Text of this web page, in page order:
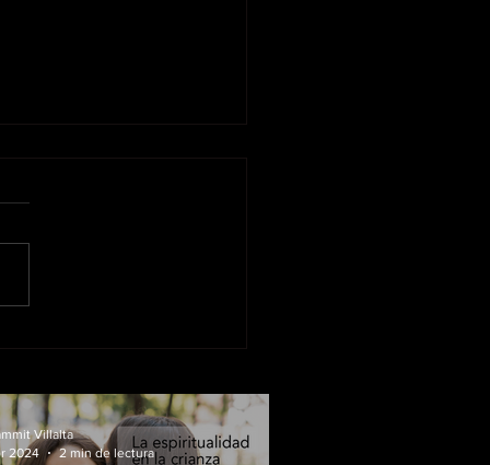
Villalta
2024
2 min de lectura